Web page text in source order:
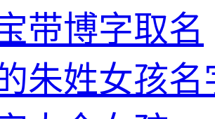
带博字取名
朱姓女孩名